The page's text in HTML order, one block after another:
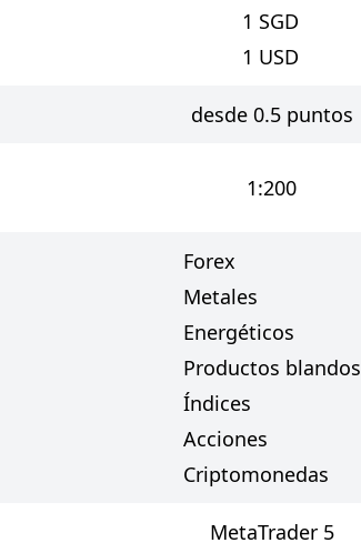
1 SGD
1 USD
desde 0.5 puntos
1:200
Forex
Metales
Energéticos
Productos blandos
Índices
Acciones
Criptomonedas
MetaTrader 5